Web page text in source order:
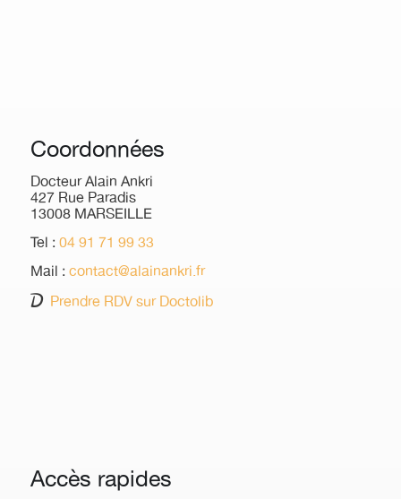
Coordonnées
Docteur Alain Ankri
427 Rue Paradis
13008 MARSEILLE
Tel : 04 91 71 99 33
Mail : contact@alainankri.fr
Prendre RDV sur Doctolib
Accès rapides